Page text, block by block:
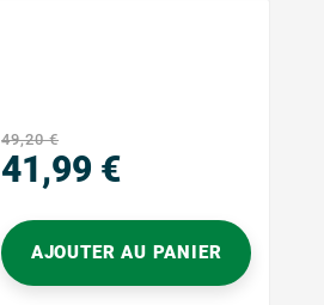
49,20 €
41,99 €
AJOUTER AU PANIER